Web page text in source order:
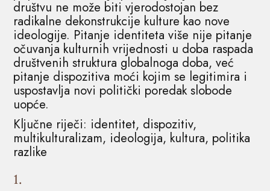
društvu ne može biti vjerodostojan bez
radikalne dekonstrukcije kulture kao nove
ideologije. Pitanje identiteta više nije pitanje
očuvanja kulturnih vrijednosti u doba raspada
društvenih struktura globalnoga doba, već
pitanje dispozitiva moći kojim se legitimira i
uspostavlja novi politički poredak slobode
uopće.
Ključne riječi: identitet, dispozitiv,
multikulturalizam, ideologija, kultura, politika
razlike
1.